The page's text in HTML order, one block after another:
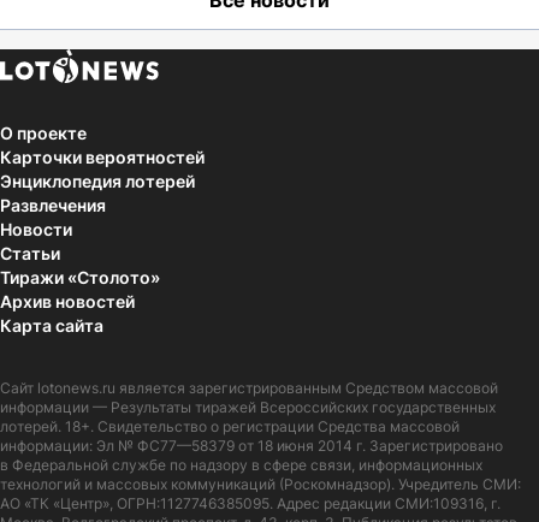
О проекте
Карточки вероятностей
Энциклопедия лотерей
Развлечения
Новости
Статьи
Тиражи «Столото»
Архив новостей
Карта сайта
Сайт lotonews.ru является зарегистрированным Средством массовой
информации — Результаты тиражей Всероссийских государственных
лотерей. 18+. Свидетельство о регистрации Средства массовой
информации: Эл № ФС77—58379 от 18 июня 2014 г. Зарегистрировано
в Федеральной службе по надзору в сфере связи, информационных
технологий и массовых коммуникаций (Роскомнадзор). Учредитель СМИ:
АО «ТК «Центр», ОГРН:1127746385095. Адрес редакции СМИ:109316, г.